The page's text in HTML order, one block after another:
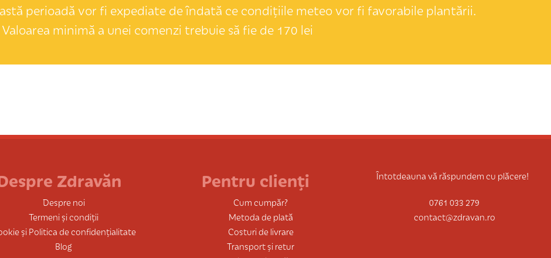
perioadă vor fi expediate de îndată ce condițiile meteo vor fi favorabile plantării.
Valoarea minimă a unei comenzi trebuie să fie de 170 lei
Zdravăn
Despre noi
Termeni și condiții
și Politica de confidențialitate
Blog
Pentru clienți
Cum cumpăr?
Metoda de plată
Costuri de livrare
Transport și retur
Întotdeauna vă răspundem cu plăcere!
0761 033 279
contact@zdravan.ro